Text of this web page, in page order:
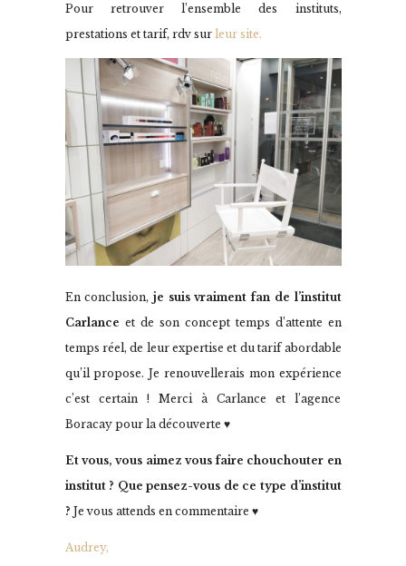
Pour retrouver l’ensemble des instituts,
prestations et tarif, rdv surleur site.
En conclusion, je suis vraiment fan de l’institut
Carlance et de son concept temps d’attente en
temps réel, de leur expertise et du tarif abordable
qu’il propose. Je renouvellerais mon expérience
c’est certain ! Merci à Carlance et l’agence
Boracay pour la découverte ♥
Et vous, vous aimez vous faire chouchouter en
institut ? Que pensez-vous de ce type d’institut
? Je vous attends en commentaire ♥
Audrey,